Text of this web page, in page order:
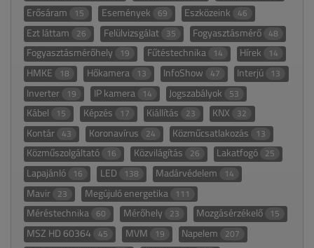
Erősáram 15 Események 69 Eszközeink 46
Ezt láttam 26 Felülvizsgálat 35 Fogyasztásmérő 48
Fogyasztásmérőhely 19 Fűtéstechnika 14 Hírek 14
HMKE 18 Hőkamera 13 InfoShow 47 Interjú 13
Inverter 19 IP kamera 14 Jogszabályok 53
Kábel 15 Képzés 17 Kiállítás 23 KNX 32
Kontár 43 Koronavírus 24 Közműcsatlakozás 13
Közműszolgáltató 16 Közvilágítás 26 Lakatfogó 25
Lapajánló 16 LED 138 Madárvédelem 14
Mavir 23 Megújuló energetika 111
Méréstechnika 60 Mérőhely 23 Mozgásérzékelő 15
MSZ HD 60364 45 MVM 19 Napelem 207